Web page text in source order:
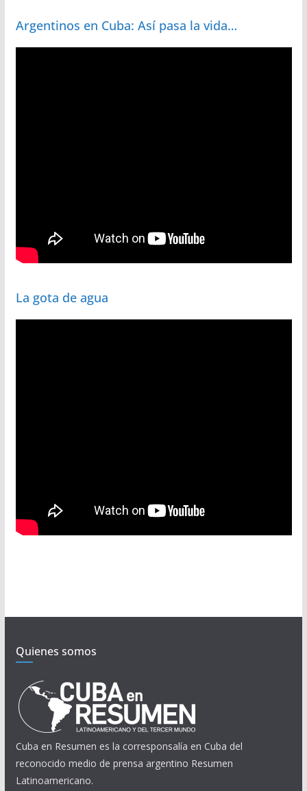
Argentinos en Cuba: Así pasa la vida…
La gota de agua
Quienes somos
Cuba en Resumen es la corresponsalía en Cuba del
reconocido medio de prensa argentino Resumen
Latinoamericano.